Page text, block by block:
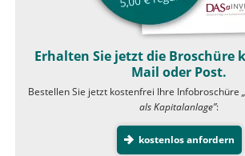
Erhalten Sie jetzt die Broschüre
Mail oder Post.
Bestellen Sie jetzt kostenfrei Ihre Infobroschüre
als Kapitalanlage”:
kostenlos anfordern